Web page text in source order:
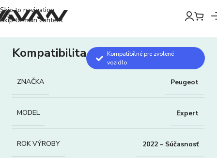
Skip to navigation
Skip to main content
Kompatibilita
Kompatibilné pre zvolené
vozidlo
ZNAČKA Peugeot
MODEL Expert
ROK VÝROBY 2022 – Súčasnosť